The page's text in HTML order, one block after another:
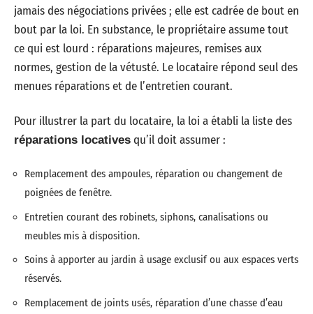
jamais des négociations privées ; elle est cadrée de bout en
bout par la loi. En substance, le propriétaire assume tout
ce qui est lourd : réparations majeures, remises aux
normes, gestion de la vétusté. Le locataire répond seul des
menues réparations et de l’entretien courant.
Pour illustrer la part du locataire, la loi a établi la liste des
réparations locatives qu’il doit assumer :
Remplacement des ampoules, réparation ou changement de
poignées de fenêtre.
Entretien courant des robinets, siphons, canalisations ou
meubles mis à disposition.
Soins à apporter au jardin à usage exclusif ou aux espaces verts
réservés.
Remplacement de joints usés, réparation d’une chasse d’eau